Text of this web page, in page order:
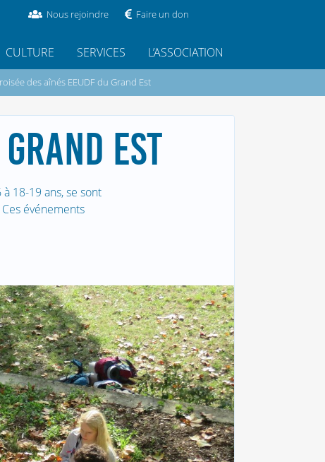
Nous rejoindre Faire un don
CULTURE SERVICES L’ASSOCIATION
des aînés EEUDF du Grand Est
EST
à 18-19 ans, se sont
événements